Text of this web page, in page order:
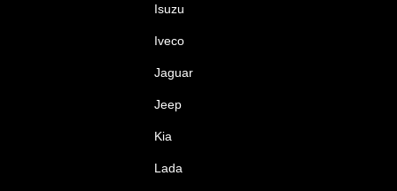
Isuzu
Iveco
Jaguar
Jeep
Kia
Lada